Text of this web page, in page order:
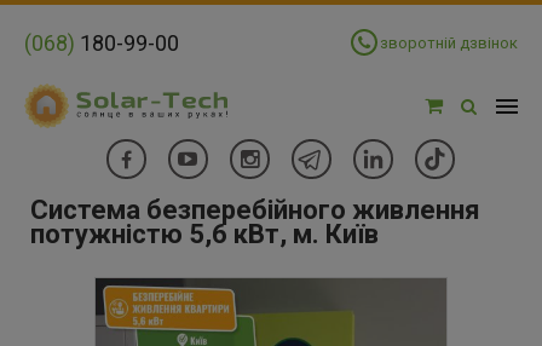
(068) 180-99-00 зворотній дзвінок
Система безперебійного живлення
потужністю 5,6 кВт, м. Київ